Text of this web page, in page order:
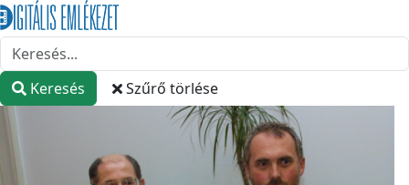
Keresés Szűrő törlése